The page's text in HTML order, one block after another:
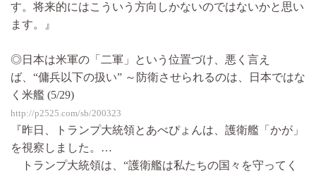
す。将来的にはこういう方向しかないのではないかと思い
ます。』
◎日本は米軍の「二軍」という位置づけ、悪く言え
ば、“傭兵以下の扱い” ～防衛させられるのは、日本ではな
く米艦 (5/29)
http://p2525.com/sb/200323
『昨日、トランプ大統領とあべぴょんは、護衛艦「かが」
を視察しました。…
トランプ大統領は、“護衛艦は私たちの国々を守ってく